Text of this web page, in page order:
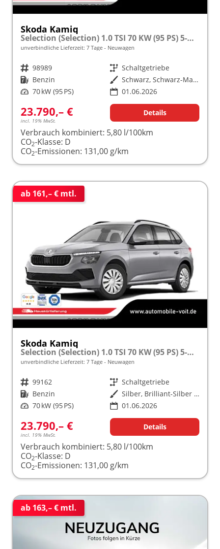
Skoda Kamiq
Selection (Selection) 1.0 TSI 70 KW (95 PS) 5-Gang Schaltgetriebe
unverbindliche Lieferzeit: 7 Tage Neuwagen
Fahrzeugnr. 98989 Getriebe Schaltgetriebe
Kraftstoff Benzin Außenfarbe
Schwarz, Schwarz-Magic Perleffekt (1Z)
Leistung 70 kW (95 PS) 01.06.2026
23.790,– €
incl. 19% MwSt.
Details
Verbrauch kombiniert: 5,80 l/100km
CO2-Klasse: D
CO2-Emissionen: 131,00 g/km
ab 161,– € mtl.
Skoda Kamiq
Selection (Selection) 1.0 TSI 70 KW (95 PS) 5-Gang Schaltgetriebe
unverbindliche Lieferzeit: 7 Tage Neuwagen
Fahrzeugnr. 99162 Getriebe Schaltgetriebe
Kraftstoff Benzin Außenfarbe
Silber, Brilliant-Silber Metallic (8E)
Leistung 70 kW (95 PS) 01.06.2026
23.790,– €
incl. 19% MwSt.
Details
Verbrauch kombiniert: 5,80 l/100km
CO2-Klasse: D
CO2-Emissionen: 131,00 g/km
ab 163,– € mtl.